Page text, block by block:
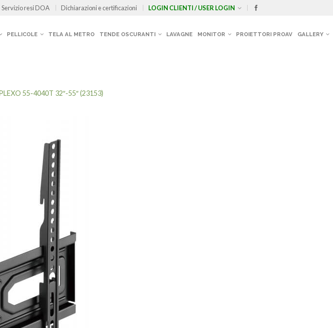
Servizio resi DOA Dichiarazioni e certificazioni LOGIN CLIENTI / USER LOGIN
PELLICOLE TELA AL METRO TENDE OSCURANTI LAVAGNE MONITOR PROIETTORI PROAV GALLERY
55-4040T 32″-55″ (23153)